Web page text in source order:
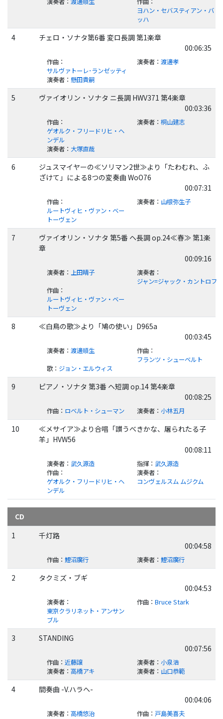
ヨハン・セバスティアン・バ
ッハ
4
チェロ・ソナタ第6番 変ロ長調 第1楽章
00:06:35
作曲：
サルヴァトーレ･ランゼッティ
演奏者： 渡邊孝
演奏者： 懸田貴嗣
5
ヴァイオリン・ソナタ ニ長調 HWV371 第4楽章
00:03:36
作曲：
ゲオルク・フリードリヒ・ヘ
ンデル
演奏者： 桐山建志
演奏者： 大塚直哉
6
ジュスマイヤーの≪ソリマン2世≫より「たわむれ、ふ
ざけて」による8つの変奏曲 WoO76
00:07:31
作曲：
ルートヴィヒ・ヴァン・ベー
トーヴェン
演奏者： 山根弥生子
7
ヴァイオリン・ソナタ 第5番 ヘ長調 op.24≪春≫ 第1楽
章
00:09:16
演奏者： 上田晴子 演奏者：
ジャン=ジャック・カントロフ
作曲：
ルートヴィヒ・ヴァン・ベー
トーヴェン
8
≪白鳥の歌≫より「鳩の使い」D965a
00:03:45
演奏者： 渡邊順生 作曲：
フランツ・シューベルト
歌： ジョン・エルウィス
9
ピアノ・ソナタ 第3番 ヘ短調 op.14 第4楽章
00:08:25
作曲： ロベルト・シューマン 演奏者： 小林五月
10
≪メサイア≫より合唱「讃うべきかな、屠られたる子
羊」HVW56
00:08:11
演奏者： 武久源造 指揮： 武久源造
作曲：
ゲオルク・フリードリヒ・ヘ
ンデル
演奏者：
コンヴェルスム ムジクム
CD
1
千灯路
00:04:58
作曲： 鯉沼廣行 演奏者： 鯉沼廣行
2
タクミズ・ブギ
00:04:53
演奏者：
東京クラリネット・アンサン
ブル
作曲： Bruce Stark
3
STANDING
00:07:56
作曲： 近藤譲 演奏者： 小泉浩
演奏者： 高橋アキ 演奏者： 山口恭範
4
間奏曲 -V.ハラへ-
00:04:06
演奏者： 高橋悠治 作曲： 戸島美喜夫